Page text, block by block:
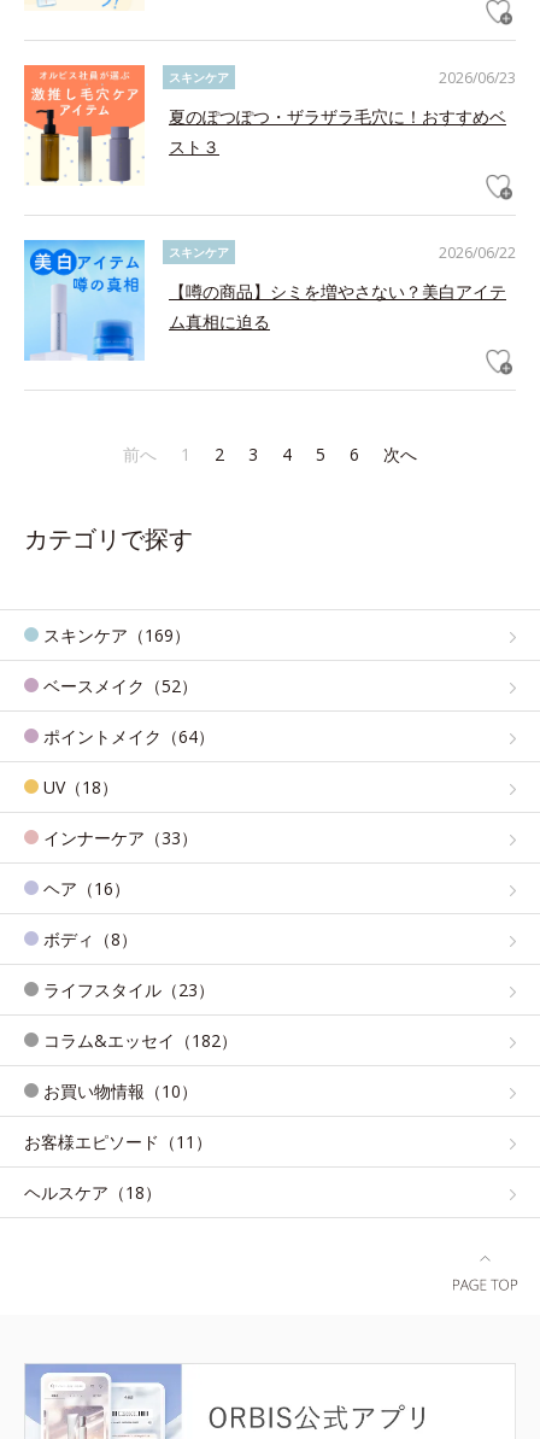
2026/06/23
スキンケア
夏のぽつぽつ・ザラザラ毛穴に！おすすめベ
スト３
2026/06/22
スキンケア
【噂の商品】シミを増やさない？美白アイテ
ム真相に迫る
前へ 1 2 3 4 5 6 次へ
カテゴリで探す
スキンケア（169）
ベースメイク（52）
ポイントメイク（64）
UV（18）
インナーケア（33）
ヘア（16）
ボディ（8）
ライフスタイル（23）
コラム&エッセイ（182）
お買い物情報（10）
お客様エピソード（11）
ヘルスケア（18）